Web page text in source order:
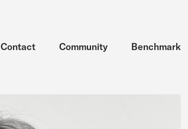
Contact Community Benchmark